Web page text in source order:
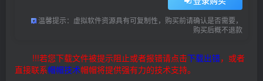
温馨提示：虚拟软件资源具有可复制性，购买前请确认是否需要，
购买后概不退款
!!!若您下载文件被提示阻止或者报错请点击下载出错，或者
直接联系帽帽技术帽帽将提供强有力的技术支持。
登录密码
找回密码
登录